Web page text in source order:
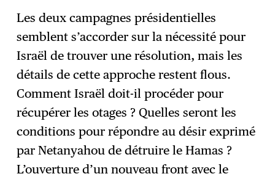
Les deux campagnes présidentielles
semblent s’accorder sur la nécessité pour
Israël de trouver une résolution, mais les
détails de cette approche restent flous.
Comment Israël doit-il procéder pour
récupérer les otages ? Quelles seront les
conditions pour répondre au désir exprimé
par Netanyahou de détruire le Hamas ?
L’ouverture d’un nouveau front avec le